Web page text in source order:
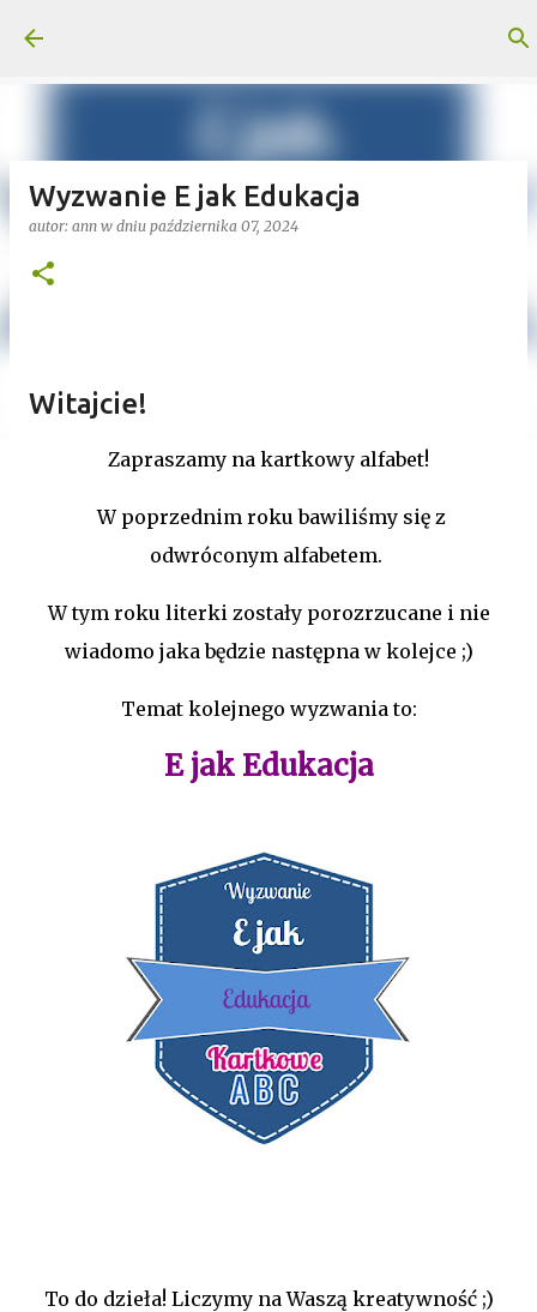
Wyzwanie E jak Edukacja
autor: ann w dniu października 07, 2024
Witajcie!
Zapraszamy na kartkowy alfabet!
W poprzednim roku bawiliśmy się z
odwróconym alfabetem.
W tym roku literki zostały porozrzucane i nie
wiadomo jaka będzie następna w kolejce ;)
Temat kolejnego wyzwania to:
E jak Edukacja
To do dzieła! Liczymy na Waszą kreatywność ;)